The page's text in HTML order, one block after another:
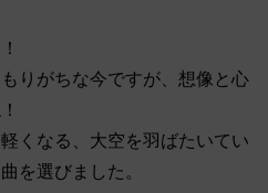
りがちな今ですが、想像と心
くなる、大空を羽ばたいてい
を選びました。